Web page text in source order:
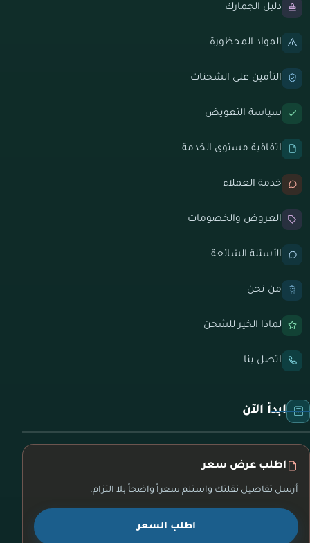
دليل الجمارك
المواد المحظورة
التأمين على الشحنات
سياسة التعويض
اتفاقية مستوى الخدمة
خدمة العملاء
العروض والخصومات
الأسئلة الشائعة
من نحن
لماذا الخير للشحن
اتصل بنا
ابدأ الآن
اطلب عرض سعر
أرسل تفاصيل نقلتك واستلم سعراً واضحاً بلا التزام.
اطلب السعر